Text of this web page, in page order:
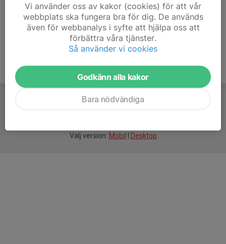
Välj version: Mobil Desktop
Vi använder oss av kakor (cookies) för att vår
webbplats ska fungera bra för dig. De används
även för webbanalys i syfte att hjälpa oss att
förbättra våra tjänster.
Så använder vi cookies
Godkänn alla kakor
Bara nödvändiga